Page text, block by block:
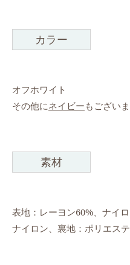
カラー
オフホワイト
その他にネイビー もございま
素材
表地：レーヨン60%、ナイ
ナイロン、裏地：ポリエス